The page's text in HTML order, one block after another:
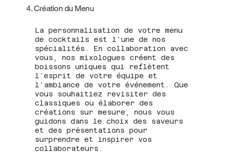
4. Création du Menu
La personnalisation de votre menu
de cocktails est l’une de nos
spécialités. En collaboration avec
vous, nos mixologues créent des
boissons uniques qui reflètent
l’esprit de votre équipe et
l’ambiance de votre événement. Que
vous souhaitiez revisiter des
classiques ou élaborer des
créations sur mesure, nous vous
guidons dans le choix des saveurs
et des présentations pour
surprendre et inspirer vos
collaborateurs.